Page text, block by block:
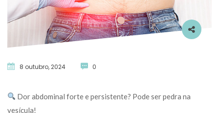
8 outubro, 2024 0
Dor abdominal forte e persistente? Pode ser pedra na
vesícula!